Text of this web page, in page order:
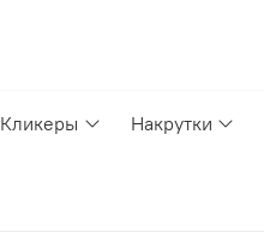
Кликеры Накрутки